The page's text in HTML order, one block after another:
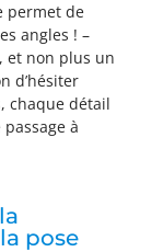
permet de
angles ! –
et non plus un
d’hésiter
chaque détail
à
pose